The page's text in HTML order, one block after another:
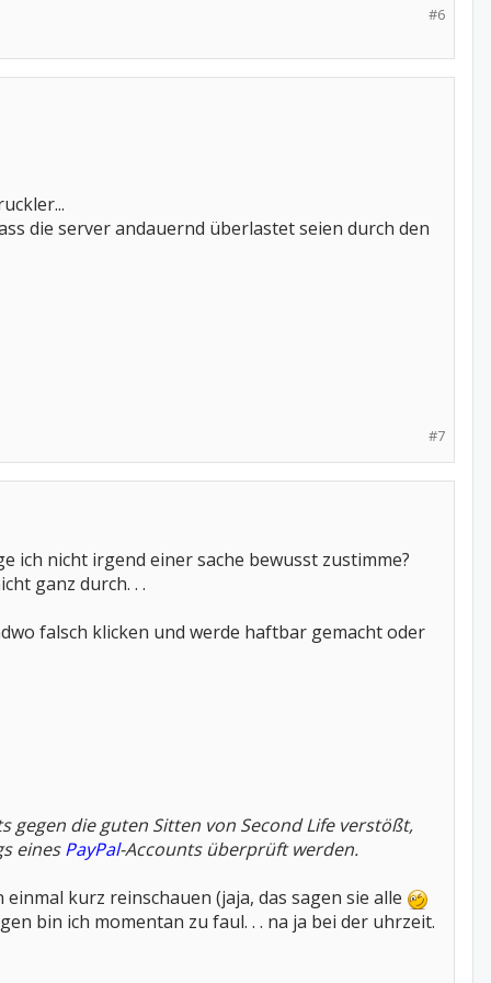
#6
die server andauernd überlastet seien durch den
#7
ich nicht irgend einer sache bewusst zustimme?
ganz durch. . .
falsch klicken und werde haftbar gemacht oder
die guten Sitten von Second Life verstößt,
einesPayPal-Accounts überprüft werden.
kurz reinschauen (jaja, das sagen sie alle
bin ich momentan zu faul. . . na ja bei der uhrzeit.